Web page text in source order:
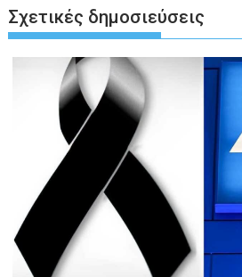
Σχετικές δημοσιεύσεις